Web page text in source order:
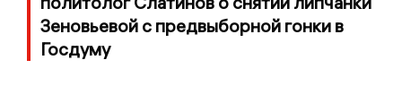
Зеновьевой с предвыборной гонки в
Госдуму